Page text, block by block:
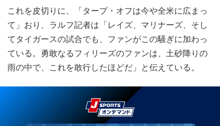
これを皮切りに、「タープ・オフは今や全米に広まっ
て」おり、ラルフ記者は「レイズ、マリナーズ、そし
てタイガースの試合でも、ファンがこの騒ぎに加わっ
ている。勇敢なるフィリーズのファンは、土砂降りの
雨の中で、これを敢行したほどだ」と伝えている。